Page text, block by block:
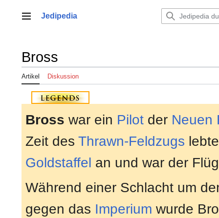
springenHauptmenü
Jedipedia
Bross
Artikel Diskussion
Bross war ein Pilot der Neuen
Zeit des Thrawn-Feldzugs
Goldstaffel an und war der
Während einer Schlacht um
gegen das Imperium wurde